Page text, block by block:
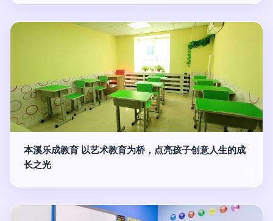
本溪乐成教育 以艺术教育为桥，点亮孩子创意人生的成
长之光